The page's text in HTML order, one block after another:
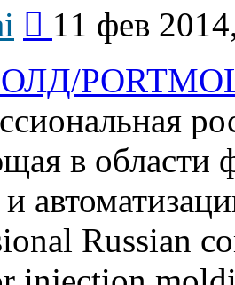
последнему
11 фев
в области
Russian